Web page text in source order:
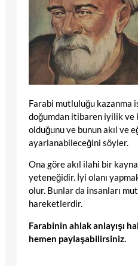
Farabi mutluluğu kazanma
doğumdan itibaren iyilik
olduğunu ve bunun akıl ve
ayarlanabileceğini söyler.
Ona göre akıl ilahi bir
yeteneğidir. İyi olanı
olur. Bunlar da insanları
hareketlerdir.
Farabinin ahlak anlayışı
hemen paylaşabilirsiniz.